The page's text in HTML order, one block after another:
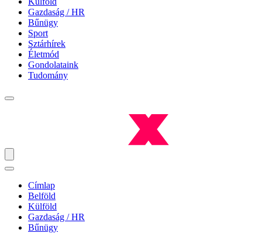
Gazdaság / HR
Bűnügy
Sport
Sztárhírek
Életmód
Gondolataink
Tudomány
Címlap
Belföld
Külföld
Gazdaság / HR
Bűnügy